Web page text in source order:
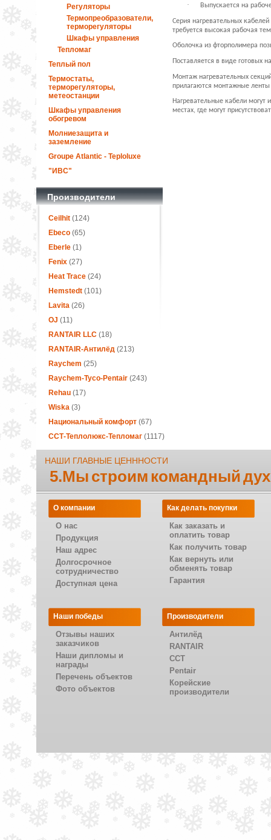
Регуляторы
Термопреобразователи,
терморегуляторы
Шкафы управления
Тепломаг
Теплый пол
Термостаты,
терморегуляторы,
метеостанции
Шкафы управления
обогревом
Молниезащита и
заземление
Groupe Atlantic - Teploluxe
"ИВС"
Производители
Ceilhit(124)
Ebeco(65)
Eberle(1)
Fenix(27)
Heat Trace(24)
Hemstedt(101)
Lavita(26)
OJ (11)
RANTAIR LLC(18)
RANTAIR-Антилёд(213)
Raychem (25)
Raychem-Tyco-Pentair (243)
Rehau(17)
Wiska(3)
Национальный комфорт(67)
ССТ-Теплолюкс-Тепломаг(1117)
· Выпускается на
Серия нагревательных
требуется высокая рабочая
Оболочка из фторполимера
Поставляется в виде готовых
Монтаж нагревательных
прилагаются монтажные ленты
Нагревательные кабели
местах, где могут
НАШИ ГЛАВНЫЕ ЦЕНННОСТИ
5.Мы строим командный
О компании
О нас
Продукция
Наш адрес
Долгосрочное
сотрудничество
Доступная цена
Как делать покупки
Как заказать и
оплатить товар
Как получить товар
Как вернуть или
обменять товар
Гарантия
Наши победы
Отзывы наших
заказчиков
Наши дипломы и
награды
Перечень объектов
Фото объектов
Производители
Антилёд
RANTAIR
CCT
Pentair
Корейские
производители